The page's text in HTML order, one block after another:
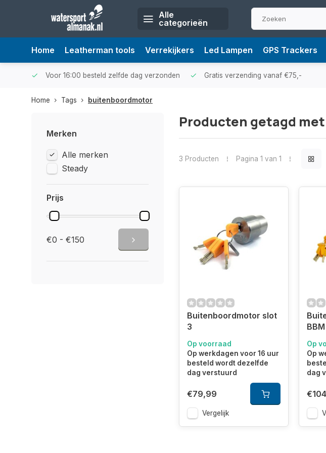
Alle
categorieën
Home Leatherman tools Verrekijkers Led Lampen GPS Trackers
Voor 16:00 besteld zelfde dag verzonden Gratis verzending vanaf €75,-
Home Tags buitenboordmotor
Merken
Alle merken
Steady
Prijs
€0 - €150
Producten getagd
3 Producten Pagina 1 van 1
Buitenboordmotor slot
3
Op voorraad
Op werkdagen voor 16 uur
besteld wordt dezelfde
dag verstuurd
€79,99
Vergelijk
Op
Op
dag